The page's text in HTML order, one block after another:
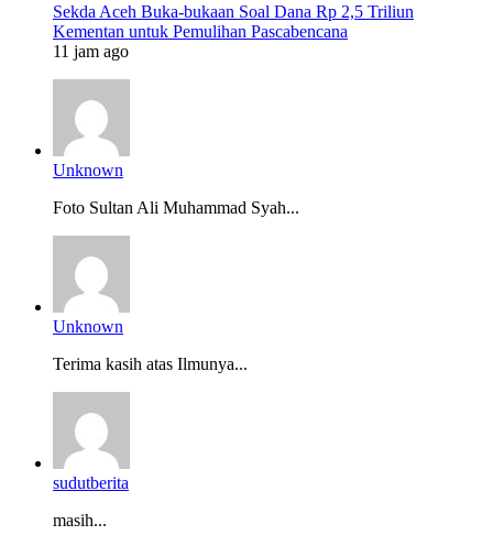
Sekda Aceh Buka-bukaan Soal Dana Rp 2,5 Triliun
Kementan untuk Pemulihan Pascabencana
11 jam ago
Unknown
Foto Sultan Ali Muhammad Syah...
Unknown
Terima kasih atas Ilmunya...
sudutberita
masih...